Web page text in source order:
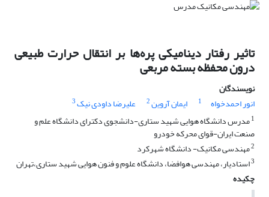
تاثیر رفتار دینامیکی پره‌ها بر انتقال حرارت طبیعی
درون محفظه بسته مربعی
نویسندگان
انور احمدخواه
1 ایمان آروین2 علیرضا داودی نیک3
1مدرس دانشگاه هوایی شهید ستاری-دانشجوی دکترای دانشگاه علم و
صنعت ایران-قوای محرکه خودرو
2مهندسی مکانیک- دانشگاه شهرکرد
3استادیار، مهندسی هوافضا، دانشگاه علوم و فنون هوایی شهید ستاری،تهران
چکیده